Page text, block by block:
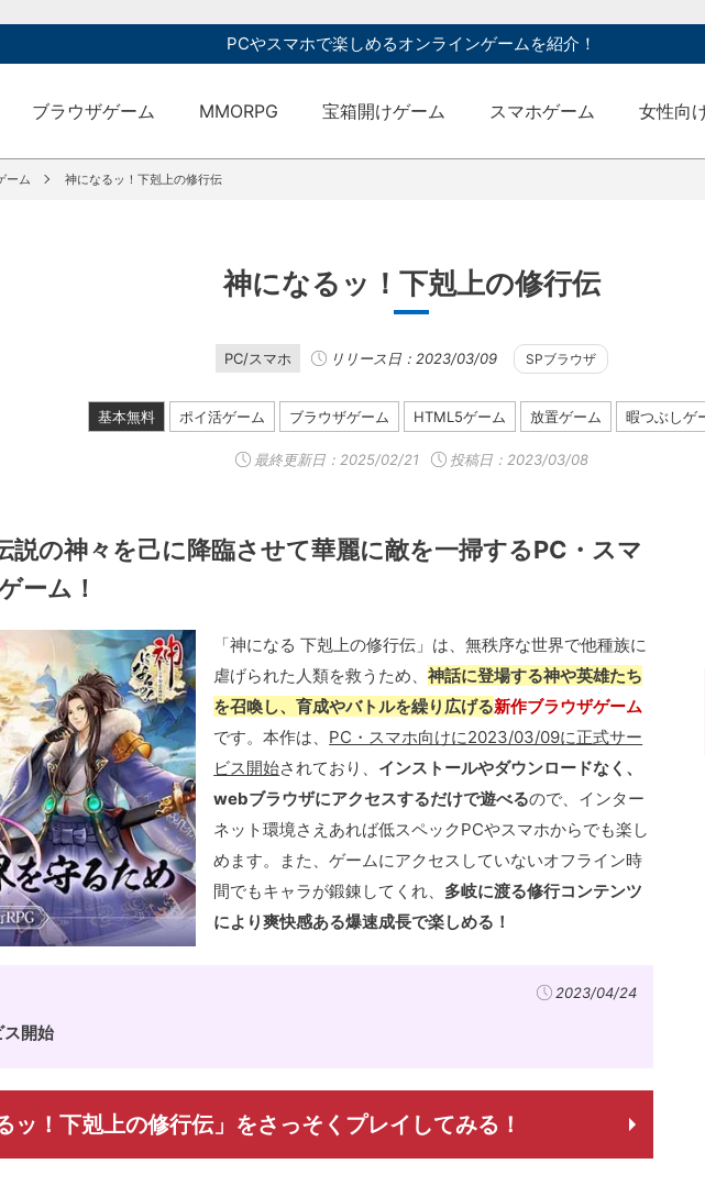
PCやスマホで楽しめるオンラインゲームを紹介！
ブラウザゲーム MMORPG 宝箱開けゲーム スマホゲーム 女性向
ーム 神になるッ！下剋上の修行伝
神になるッ！下剋上の修行伝
PC/スマホ リリース日：2023/03/09 SPブラウザ
基本無料 ポイ活ゲーム ブラウザゲーム HTML5ゲーム 放置ゲーム 暇つぶしゲ
最終更新日： 2025/02/21 投稿日：2023/03/08
説の神々を己に降臨させて華麗に敵を一掃するPC・スマ
ーム！
「神になる 下剋上の修行伝」は、無秩序な世界で他種族に
虐げられた人類を救うため、神話に登場する神や英雄たち
を召喚し、育成やバトルを繰り広げる新作ブラウザゲーム
です。本作は、 PC・スマホ向けに2023/03/09に正式サー
ビス開始されており、 インストールやダウンロードなく、
webブラウザにアクセスするだけで遊べるので、インター
ネット環境さえあれば低スペックPCやスマホからでも楽し
めます。また、ゲームにアクセスしていないオフライン時
間でもキャラが鍛錬してくれ、 多岐に渡る修行コンテンツ
により爽快感ある爆速成長で楽しめる！
2023/04/24
開始
ッ！下剋上の修行伝」をさっそくプレイしてみる！